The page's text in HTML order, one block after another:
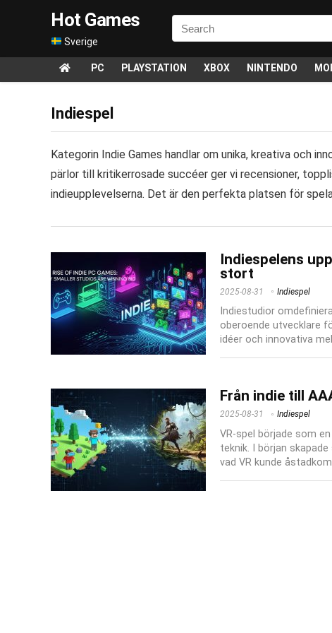
Hot Games
Sverige
PC PLAYSTATION XBOX NINTENDO
Indiespel
Kategorin Indie Games handlar om unika, kreativa och
pärlor till kritikerrosade succéer ger vi recensioner,
indieupplevelserna. Det är den perfekta platsen för
Indiespelens
stort
2025-08-31 Indiespel
Indiestudior
oberoende utvecklare
idéer och innovativa
Från indie till
2025-08-31 Indiespel
VR-spel började som
teknik. I början
vad VR kunde